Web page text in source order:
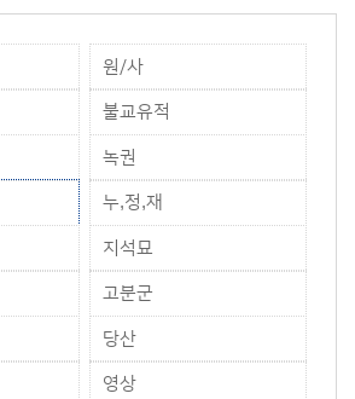
원/사
불교유적
녹권
누,정,재
지석묘
고분군
당산
영상